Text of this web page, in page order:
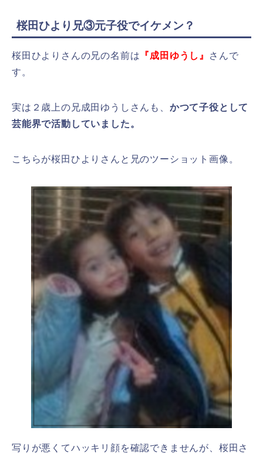
桜田ひより兄③元子役でイケメン？
桜田ひよりさんの兄の名前は 『成田ゆうし』
さんで
す。
実は２歳上の兄成田ゆうしさんも、 かつて子役として
芸能界で活動していました。
こちらが桜田ひよりさんと兄のツーショット画像。
写りが悪くてハッキリ顔を確認できませんが、桜田さ